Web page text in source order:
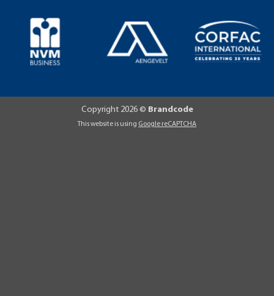
Copyright 2026 © Brandcode
This website is using Google reCAPTCHA